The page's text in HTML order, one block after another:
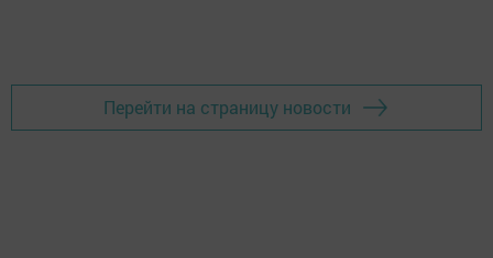
Перейти на страницу новости